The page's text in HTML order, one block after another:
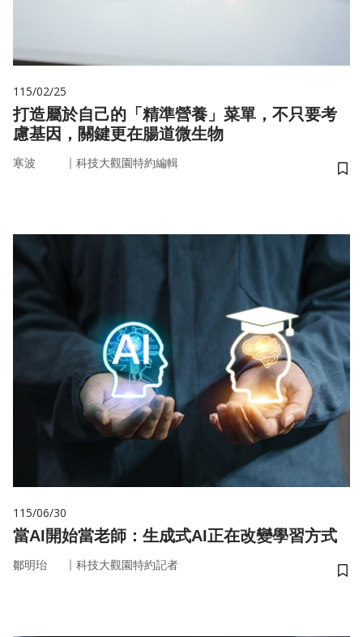
115/02/25
打造屬於自己的「精準營養」菜單，不只要考
慮基因，關鍵更在腸道微生物
寒波 ｜ 科技大觀園特約編輯
儲
115/06/30
當AI開始當老師：生成式AI正在改變學習方式
鄒明珆 ｜ 科技大觀園特約記者
儲